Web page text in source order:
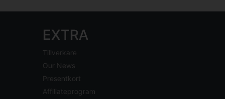
EXTRA
Tillverkare
Our News
Presentkort
Affiliateprogram